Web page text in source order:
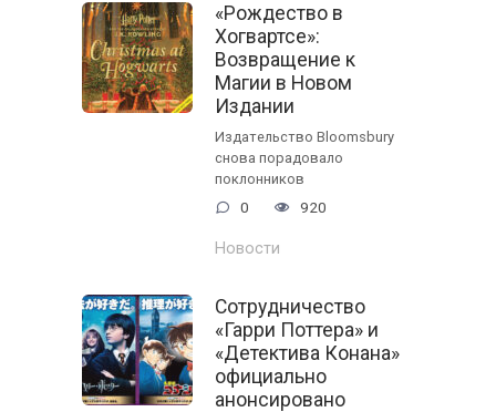
«Рождество в
Хогвартсе»:
Возвращение к
Магии в Новом
Издании
Издательство Bloomsbury
снова порадовало
поклонников
0 920
Новости
Сотрудничество
«Гарри Поттера» и
«Детектива Конана»
официально
анонсировано